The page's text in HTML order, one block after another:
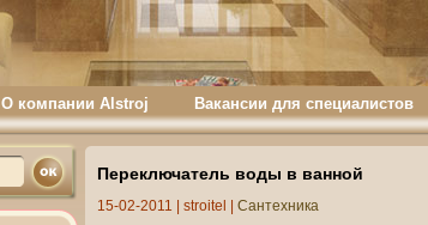
Вакансии для специалистов
О компании Alstroj
Переключатель воды в ванной
15-02-2011 | stroitel Сантехника